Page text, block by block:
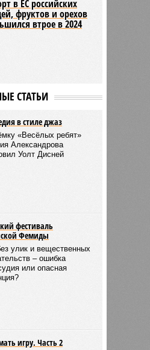
в ЕС российских
фруктов и орехов
втрое в 2024
СТАТЬИ
в стиле джаз
«Весёлых ребят»
Александрова
Уолт Дисней
фестиваль
Фемиды
улик и вещественных
– ошибка
или опасная
игру. Часть 2